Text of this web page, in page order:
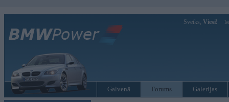
Sveiks, Viesi!
Galvenā Forums Galerijas